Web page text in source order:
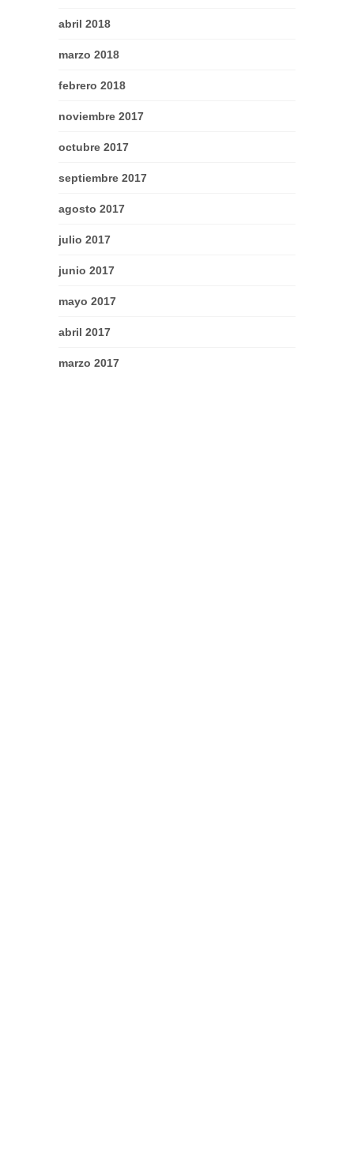
abril 2018
marzo 2018
febrero 2018
noviembre 2017
octubre 2017
septiembre 2017
agosto 2017
julio 2017
junio 2017
mayo 2017
abril 2017
marzo 2017